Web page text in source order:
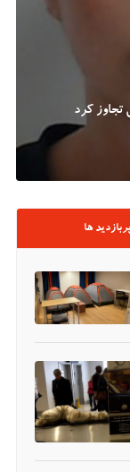
تجاوز کرد
ها